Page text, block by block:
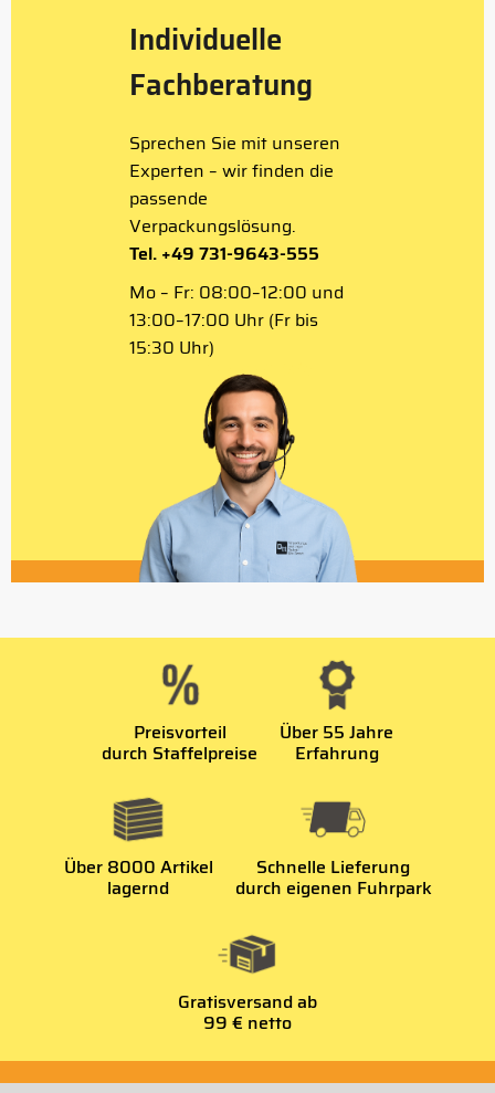
Individuelle
Fachberatung
Sprechen Sie mit unseren
Experten – wir finden die
passende
Verpackungslösung.
Tel. +49 731-9643-555
Mo – Fr: 08:00–12:00 und
13:00–17:00 Uhr (Fr bis
15:30 Uhr)
Preisvorteil
durch Staffelpreise
Über 55 Jahre
Erfahrung
Über 8000 Artikel
lagernd
Schnelle Lieferung
durch eigenen Fuhrpark
Gratisversand ab
99 € netto